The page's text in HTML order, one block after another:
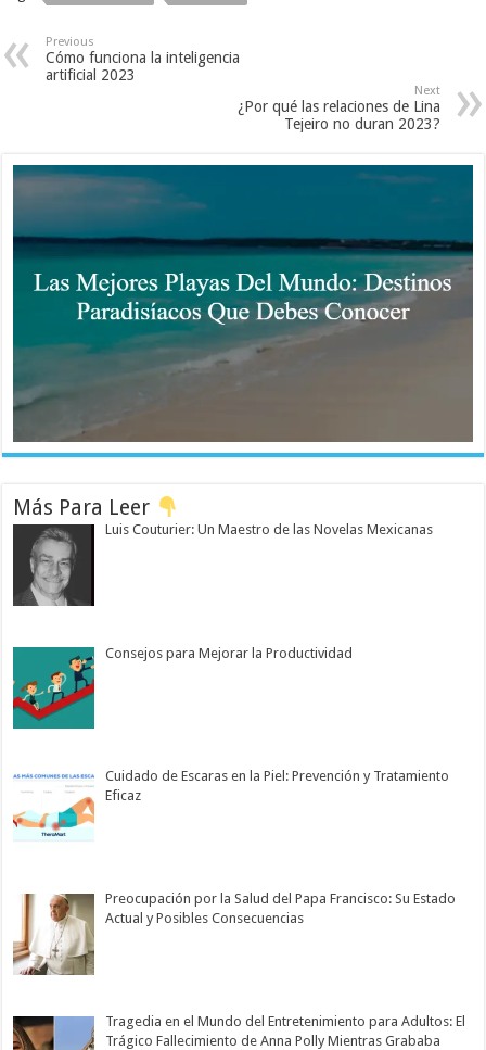
Previous
Cómo funciona la inteligencia
artificial 2023
Next
¿Por qué las relaciones de Lina
Tejeiro no duran 2023?
Más Para Leer
Luis Couturier: Un Maestro de las Novelas Mexicanas
Consejos para Mejorar la Productividad
Cuidado de Escaras en la Piel: Prevención y Tratamiento
Eficaz
Preocupación por la Salud del Papa Francisco: Su Estado
Actual y Posibles Consecuencias
Tragedia en el Mundo del Entretenimiento para Adultos: El
Trágico Fallecimiento de Anna Polly Mientras Grababa